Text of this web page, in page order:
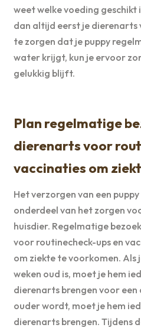
weet welke voeding geschikt
dan altijd eerst je
te zorgen dat je puppy
water krijgt, kun je ervoor
gelukkig blijft.
Plan regelmatige
dierenarts voor
vaccinaties om
Het verzorgen van een
onderdeel van het zorgen
huisdier. Regelmatige
voor routinecheck-ups en
om ziekte te voorkomen. Als
weken oud is, moet je hem
dierenarts brengen voor een
ouder wordt, moet je hem
dierenarts brengen. Tijdens